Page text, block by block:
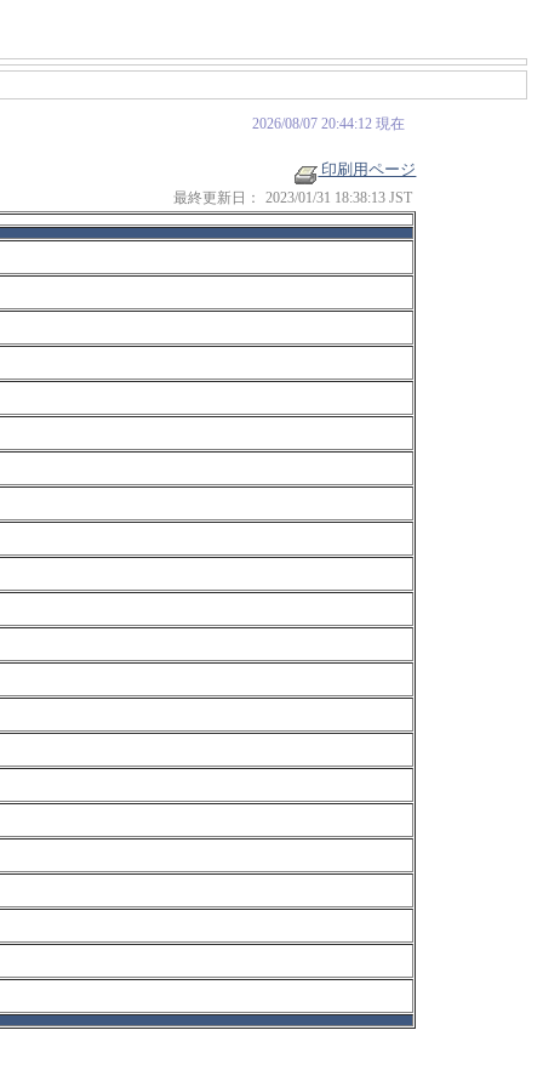
2026/08/07 20:44:12 現在
印刷用ページ
最終更新日： 2023/01/31 18:38:13 JST